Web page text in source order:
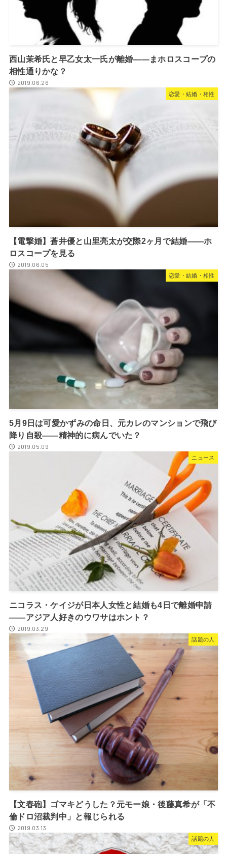
西山茉希氏と早乙女太一氏が離婚――まホロスコープの
相性通りかな？
2019.06.26
恋愛・結婚・相性
【電撃婚】蒼井優と山里亮太が交際2ヶ月で結婚――ホ
ロスコープを見る
2019.06.05
恋愛・結婚・相性
5月9日は可愛かずみの命日、元カレのマンションで飛び
降り自殺――精神的に病んでいた？
2019.05.09
ニュース
ニコラス・ケイジが日本人女性と結婚も4日で離婚申請
――アジア人好きのウワサはホント？
2019.03.29
話題の人
【文春砲】ゴマキどうした？元モー娘・後藤真希が「不
倫ドロ沼裁判中」と報じられる
2019.03.13
話題の人